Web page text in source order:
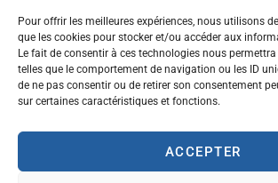
Pour offrir les meilleures expériences, nous utilisons
que les cookies pour stocker et/ou accéder aux
Le fait de consentir à ces technologies nous
telles que le comportement de navigation ou les ID
de ne pas consentir ou de retirer son consentement
sur certaines caractéristiques et fonctions.
ACCEPTER
Chaussée de Wavre, 2057 - 1160 Auderghem
info@abft.be
+32 (0)2 347 34 77